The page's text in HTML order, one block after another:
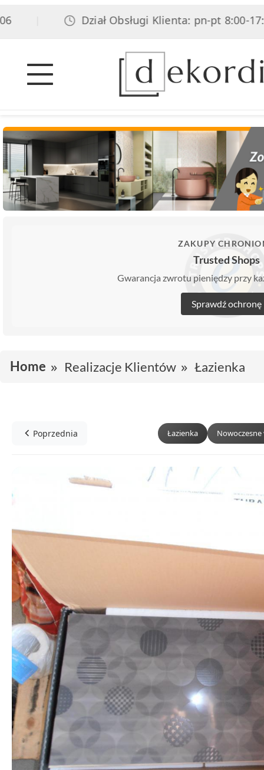
Dział Obsługi Klienta: pn-pt 8:00-17:00,
ZAKUPY
Trusted Shops
Gwarancja zwrotu pieniędzy przy
Sprawdź ochronę
Home Realizacje Klientów Łazienka
Poprzednia Łazienka